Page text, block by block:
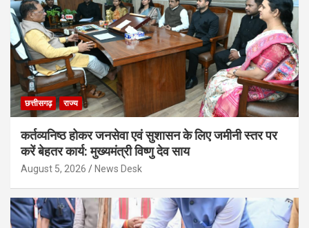
छत्तीसगढ़ राज्य
कर्तव्यनिष्ठ होकर जनसेवा एवं सुशासन के लिए जमीनी स्तर पर
करें बेहतर कार्य: मुख्यमंत्री विष्णु देव साय
August 5, 2026 News Desk